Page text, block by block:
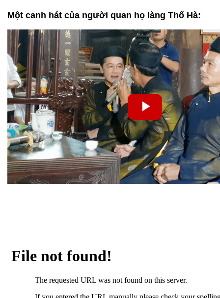
Một canh hát của người quan họ làng Thổ Hà: